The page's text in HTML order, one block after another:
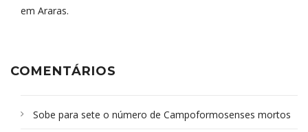
em Araras.
COMENTÁRIOS
Sobe para sete o número de Campoformosenses mortos